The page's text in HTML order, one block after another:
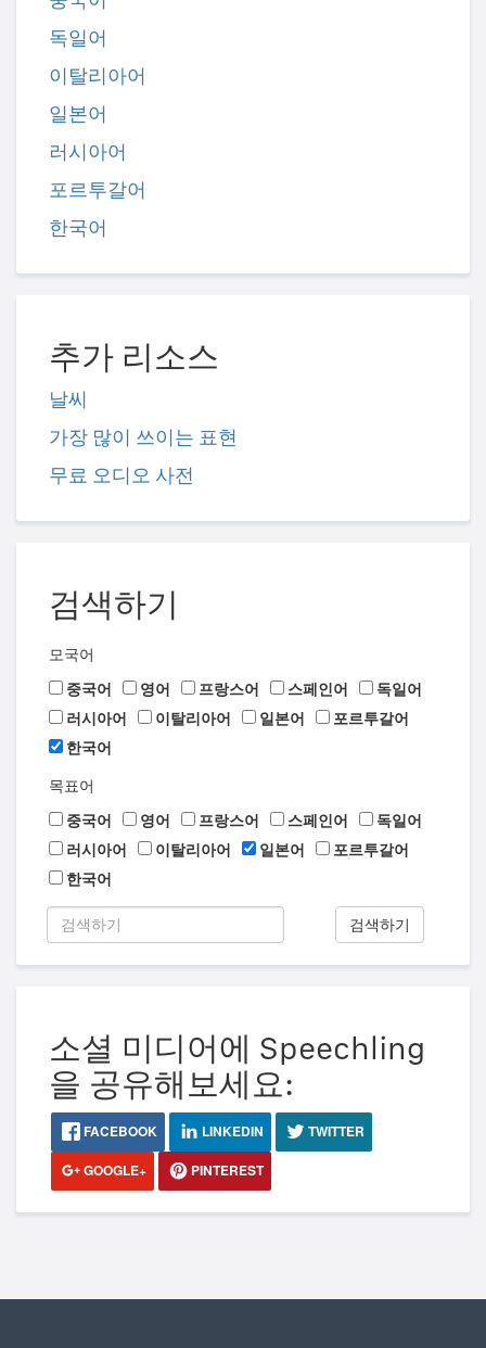
독일어
이탈리아어
일본어
러시아어
포르투갈어
한국어
추가 리소스
날씨
가장 많이 쓰이는 표현
무료 오디오 사전
검색하기
모국어
중국어
영어 프랑스어 스페인어
독일어
러시아어
이탈리아어 일본어
포르투갈어
한국어
목표어
중국어
영어 프랑스어 스페인어
독일어
러시아어
이탈리아어 일본어
포르투갈어
한국어
검색하기
소셜 미디어에 Speechling
을 공유해보세요:
FACEBOOK LINKEDIN
TWITTER
GOOGLE+
PINTEREST